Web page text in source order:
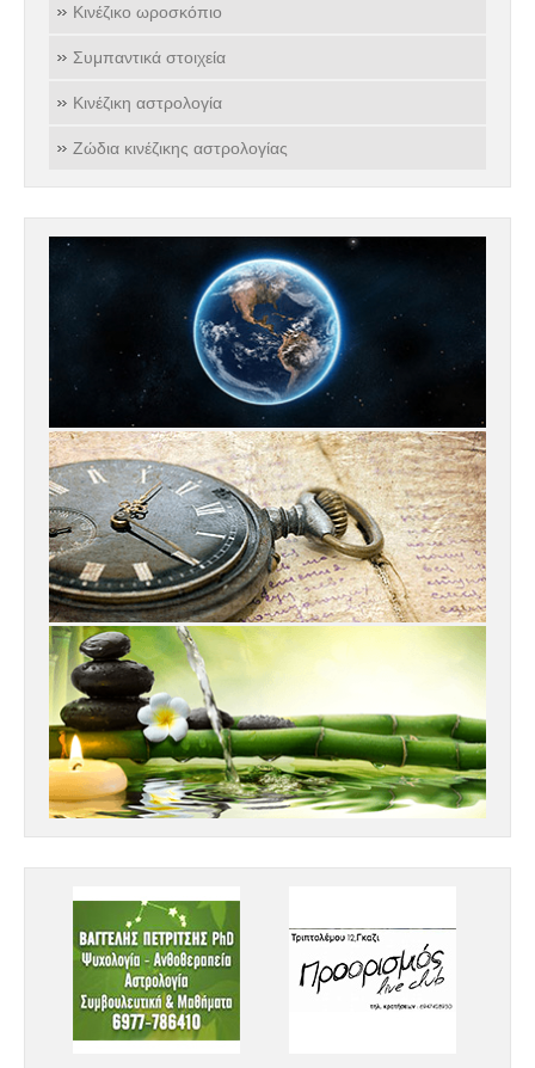
Κινέζικο ωροσκόπιο
Συμπαντικά στοιχεία
Κινέζικη αστρολογία
Ζώδια κινέζικης αστρολογίας